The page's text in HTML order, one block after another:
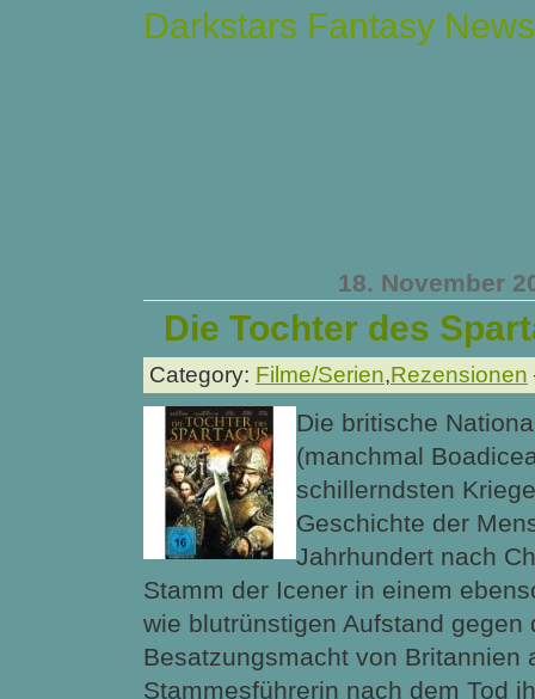
Darkstars Fantasy News
18. November
Die Tochter des
Category: Filme/Serien,Rezensionen
Die britische
(manchmal
schillerndsten
Geschichte der
Jahrhundert nach
Stamm der Icener in einem
wie blutrünstigen Aufstand gegen
Besatzungsmacht von Britannien
Stammesführerin nach dem Tod